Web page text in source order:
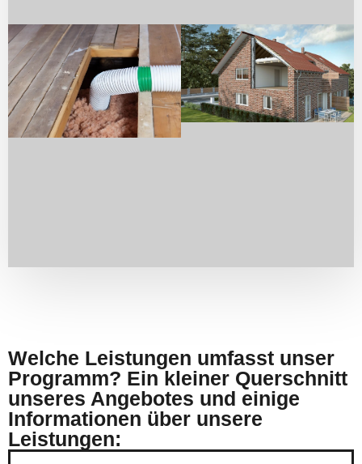
Welche Leistungen umfasst unser
Programm? Ein kleiner Querschnitt
unseres Angebotes und einige
Informationen über unsere
Leistungen: